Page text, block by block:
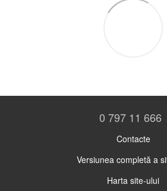
0 797 11 666
Contacte
Versiunea completă a
Harta site-ului